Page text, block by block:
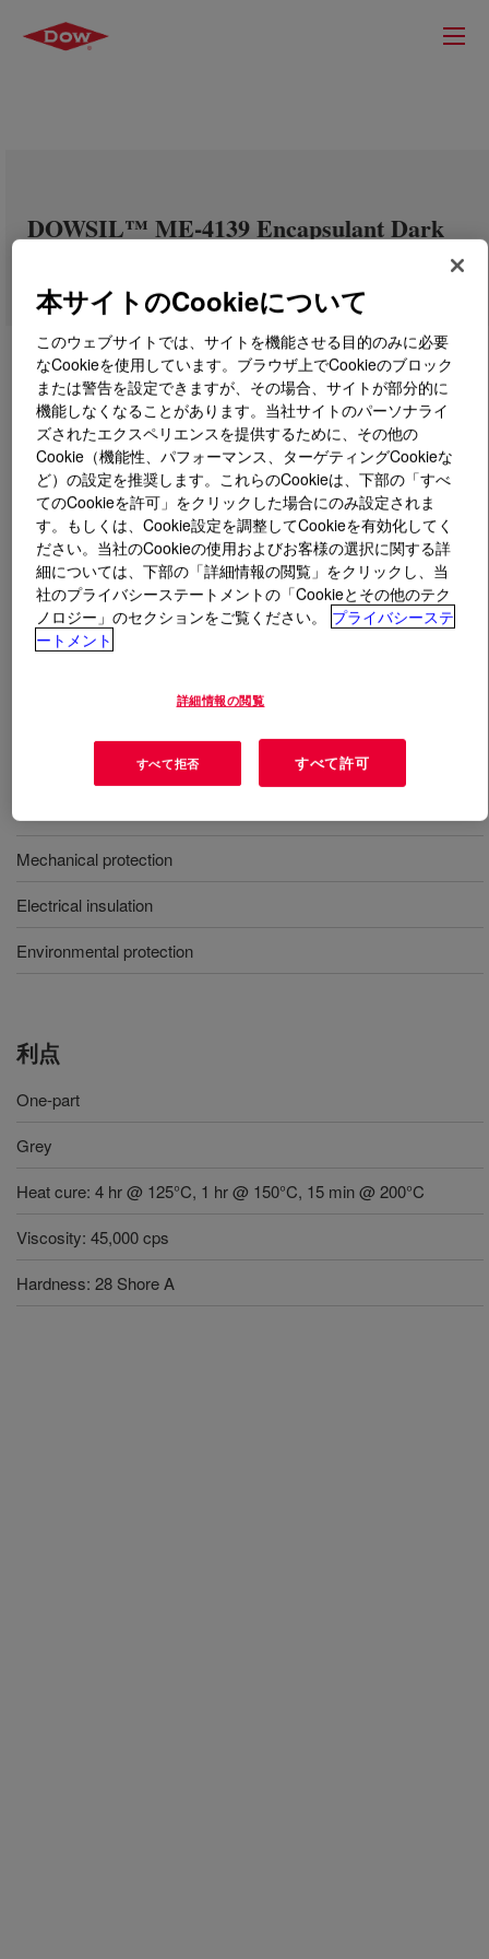
DOWSIL™ ME-4139 Encapsulant Dark
とはDOWSIL™ ME-4139 Encapsulant Dark Grey?
1 成分形、ダークグレー、熱硬化、分注によって制御さ
れたチキソトロピー流動性、自己プライミング接着。
Mechanical protection
Electrical insulation
Environmental protection
利点
One-part
Grey
Heat cure: 4 hr @ 125°C, 1 hr @ 150°C, 15 min @ 200°C
Viscosity: 45,000 cps
Hardness: 28 Shore A
本サイトのCookieについて
このウェブサイトでは、サイトを機能させる目的のみに必要
なCookieを使用しています。ブラウザ上でCookieのブロック
または警告を設定できますが、その場合、サイトが部分的に
機能しなくなることがあります。当社サイトのパーソナライ
ズされたエクスペリエンスを提供するために、その他の
Cookie（機能性、パフォーマンス、ターゲティングCookieな
ど）の設定を推奨します。これらのCookieは、下部の「すべ
てのCookieを許可」をクリックした場合にのみ設定されま
す。もしくは、Cookie設定を調整してCookieを有効化してく
ださい。当社のCookieの使用およびお客様の選択に関する詳
細については、下部の「詳細情報の閲覧」をクリックし、当
社のプライバシーステートメントの「Cookieとその他のテク
ノロジー」のセクションをご覧ください。
プライバシーステ
ートメント
詳細情報の閲覧
すべて拒否 すべて許可